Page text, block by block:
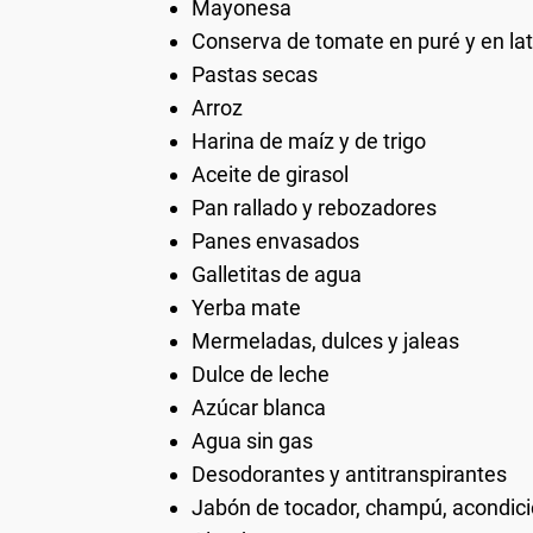
Mayonesa
Conserva de tomate en puré y en
Pastas secas
Arroz
Harina de maíz y de trigo
Aceite de girasol
Pan rallado y rebozadores
Panes envasados
Galletitas de agua
Yerba mate
Mermeladas, dulces y jaleas
Dulce de leche
Azúcar blanca
Agua sin gas
Desodorantes y antitranspirantes
Jabón de tocador, champú,